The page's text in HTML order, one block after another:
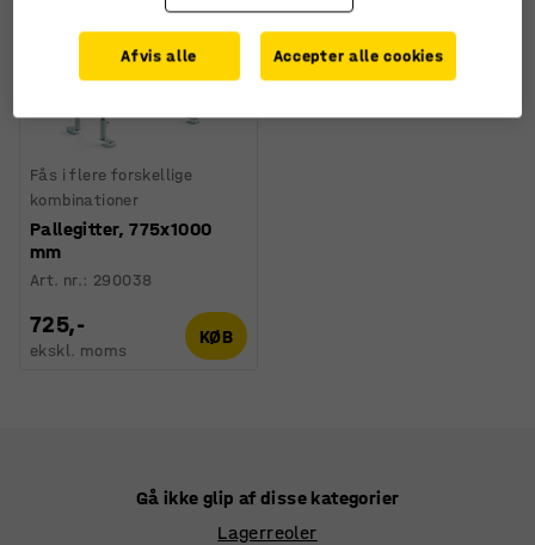
Fås i flere forskellige
kombinationer
Pallegitter, 775x1000
mm
Art. nr.: 290038
725,-
ekskl. moms
KØB
Gå ikke glip af disse kategorier
Lagerreoler
Afvis alle Accepter alle cookies